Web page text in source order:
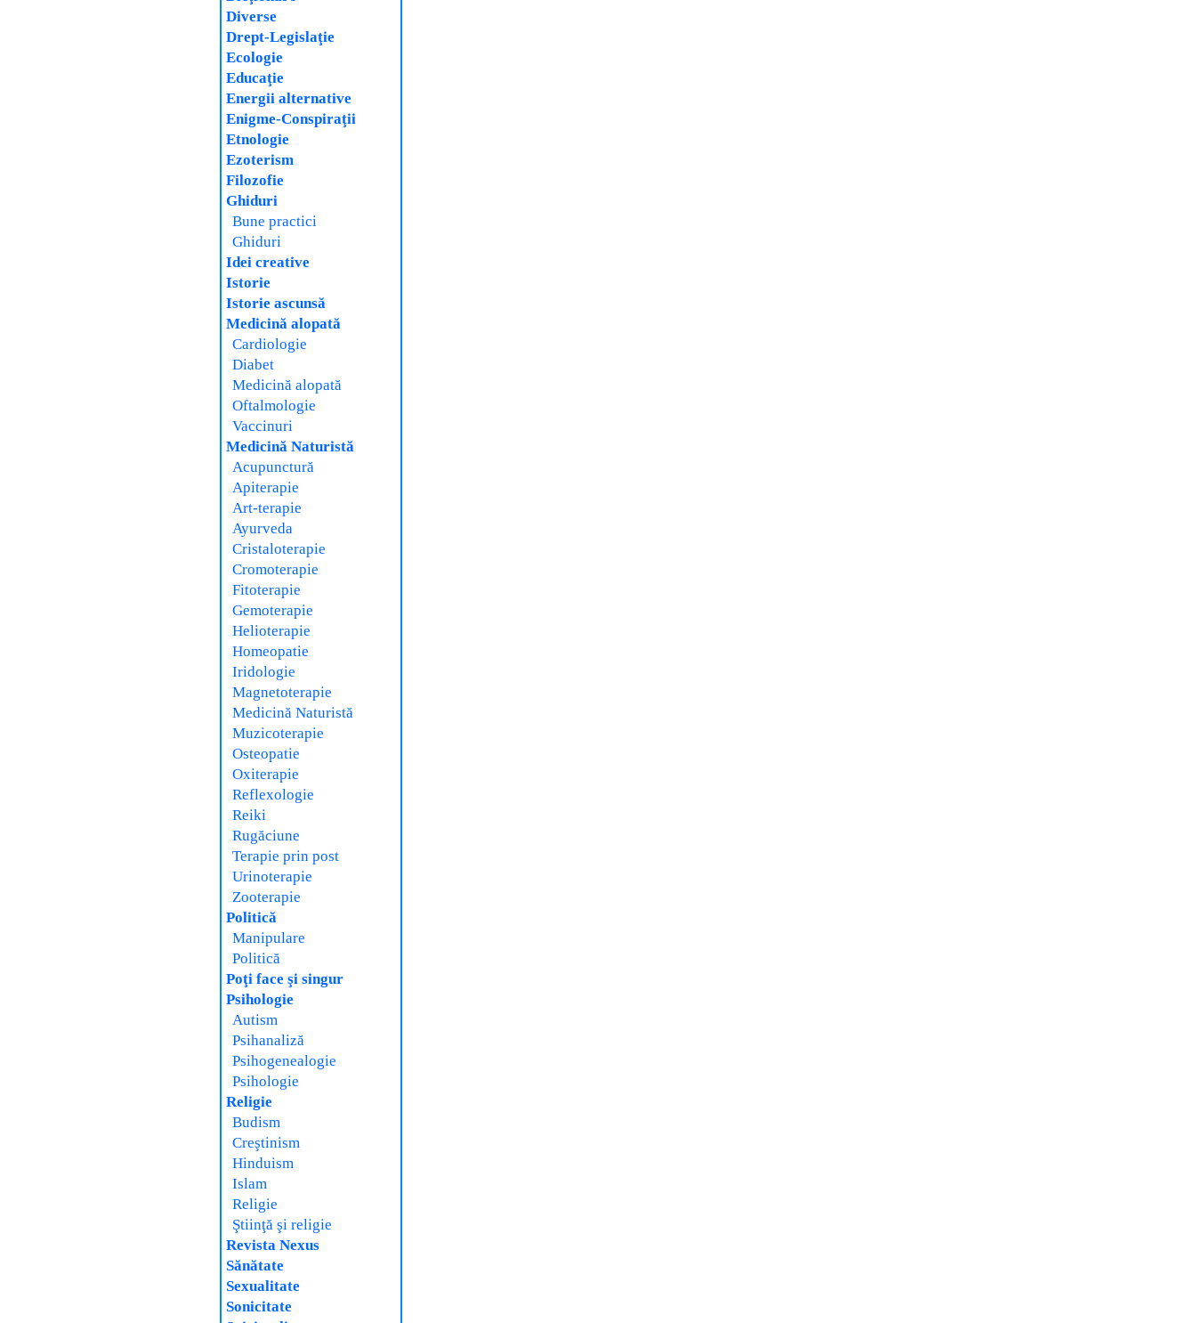
Diverse
Drept-Legislaţie
Ecologie
Educaţie
Energii alternative
Enigme-Conspiraţii
Etnologie
Ezoterism
Filozofie
Ghiduri
Bune practici
Ghiduri
Idei creative
Istorie
Istorie ascunsă
Medicină alopată
Cardiologie
Diabet
Medicină alopată
Oftalmologie
Vaccinuri
Medicină Naturistă
Acupunctură
Apiterapie
Art-terapie
Ayurveda
Cristaloterapie
Cromoterapie
Fitoterapie
Gemoterapie
Helioterapie
Homeopatie
Iridologie
Magnetoterapie
Medicină Naturistă
Muzicoterapie
Osteopatie
Oxiterapie
Reflexologie
Reiki
Rugăciune
Terapie prin post
Urinoterapie
Zooterapie
Politică
Manipulare
Politică
Poţi face şi singur
Psihologie
Autism
Psihanaliză
Psihogenealogie
Psihologie
Religie
Budism
Creştinism
Hinduism
Islam
Religie
Ştiinţă şi religie
Revista Nexus
Sănătate
Sexualitate
Sonicitate